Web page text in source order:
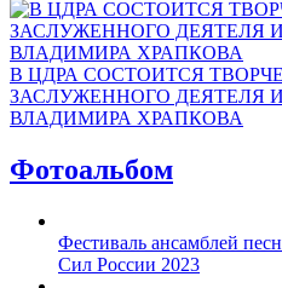
В ЦДРА СОСТОИТСЯ
ЗАСЛУЖЕННОГО ДЕЯТЕЛЯ
ВЛАДИМИРА ХРАПКОВА
Фотоальбом
Фестиваль ансамблей
Сил России 2023